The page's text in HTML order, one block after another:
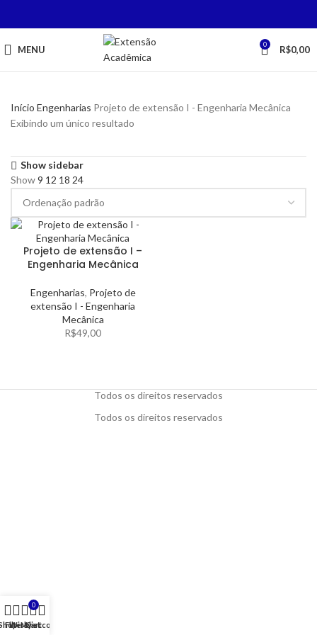
MENU 0 R$0,00
Início Engenharias Projeto de extensão I - Engenharia Mecânica
Exibindo um único resultado
Show sidebar
Show9 12 18 24
Projeto de extensão I –
Engenharia Mecânica
Engenharias, Projeto de
extensão I - Engenharia
Mecânica
R$49,00
Todos os direitos reservados
Todos os direitos reservados
Filters
Wishlist
0
Cart
My account